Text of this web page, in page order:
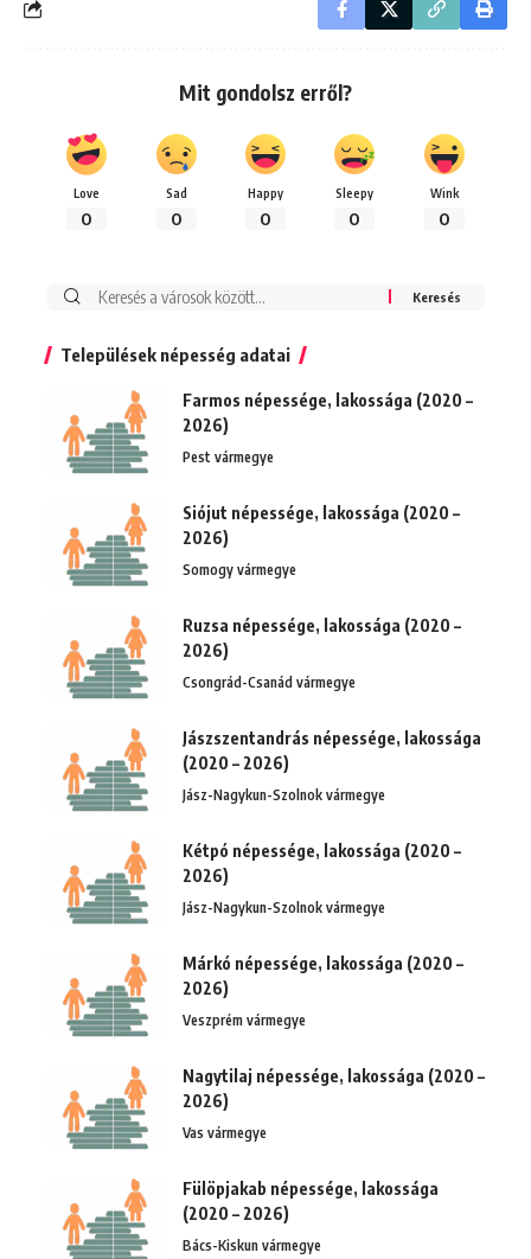
Mit gondolsz erről?
Love
0
Sad
0
Happy
0
Sleepy
0
Wink
0
Keresés:
Települések népesség adatai
Farmos népessége, lakossága (2020 –
2026)
Pest vármegye
Siójut népessége, lakossága (2020 –
2026)
Somogy vármegye
Ruzsa népessége, lakossága (2020 –
2026)
Csongrád-Csanád vármegye
Jászszentandrás népessége, lakossága
(2020 – 2026)
Jász-Nagykun-Szolnok vármegye
Kétpó népessége, lakossága (2020 –
2026)
Jász-Nagykun-Szolnok vármegye
Márkó népessége, lakossága (2020 –
2026)
Veszprém vármegye
Nagytilaj népessége, lakossága (2020 –
2026)
Vas vármegye
Fülöpjakab népessége, lakossága
(2020 – 2026)
Bács-Kiskun vármegye